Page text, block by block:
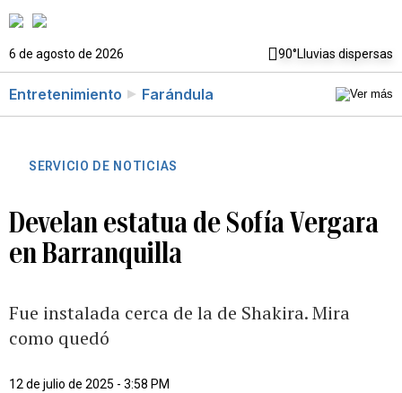
6 de agosto de 2026 90°Lluvias dispersas
Entretenimiento Farándula
SERVICIO DE NOTICIAS
Develan estatua de Sofía Vergara
en Barranquilla
Fue instalada cerca de la de Shakira. Mira
como quedó
12 de julio de 2025 - 3:58 PM